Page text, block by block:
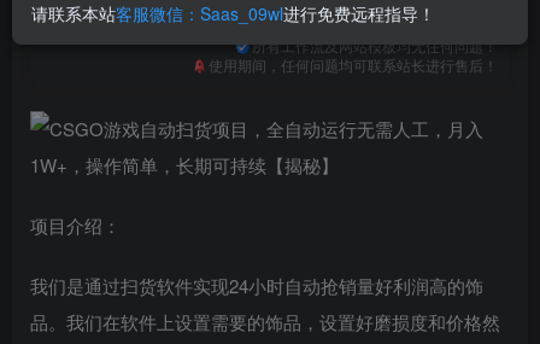
一次购买，永久包更新！
购买会员，可免费下载全站资源！
所有工作流及网站模板均无任何问题！
使用期间，任何问题均可联系站长进行售后！
项目介绍：
我们是通过扫货软件实现24小时自动抢销量好利润高的饰
品。我们在软件上设置需要的饰品，设置好磨损度和价格然
请联系本站客服微信：Saas_09wl进行免费远程指导！